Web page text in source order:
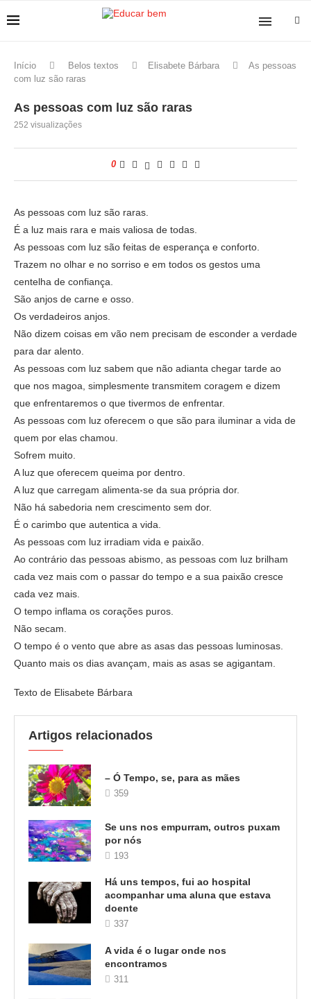
Início Belos textos Elisabete Bárbara
As pessoas
com luz são raras
As pessoas com luz são raras
252 visualizações
0
As pessoas com luz são raras.
É a luz mais rara e mais valiosa de todas.
As pessoas com luz são feitas de esperança e conforto.
Trazem no olhar e no sorriso e em todos os gestos uma
centelha de confiança.
São anjos de carne e osso.
Os verdadeiros anjos.
Não dizem coisas em vão nem precisam de esconder a verdade
para dar alento.
As pessoas com luz sabem que não adianta chegar tarde ao
que nos magoa, simplesmente transmitem coragem e dizem
que enfrentaremos o que tivermos de enfrentar.
As pessoas com luz oferecem o que são para iluminar a vida de
quem por elas chamou.
Sofrem muito.
A luz que oferecem queima por dentro.
A luz que carregam alimenta-se da sua própria dor.
Não há sabedoria nem crescimento sem dor.
É o carimbo que autentica a vida.
As pessoas com luz irradiam vida e paixão.
Ao contrário das pessoas abismo, as pessoas com luz brilham
cada vez mais com o passar do tempo e a sua paixão cresce
cada vez mais.
O tempo inflama os corações puros.
Não secam.
O tempo é o vento que abre as asas das pessoas luminosas.
Quanto mais os dias avançam, mais as asas se agigantam.
Texto de Elisabete Bárbara
Artigos relacionados
– Ó Tempo, se, para as mães
359
Se uns nos empurram, outros puxam
por nós
193
Há uns tempos, fui ao hospital
acompanhar uma aluna que estava
doente
337
A vida é o lugar onde nos
encontramos
311